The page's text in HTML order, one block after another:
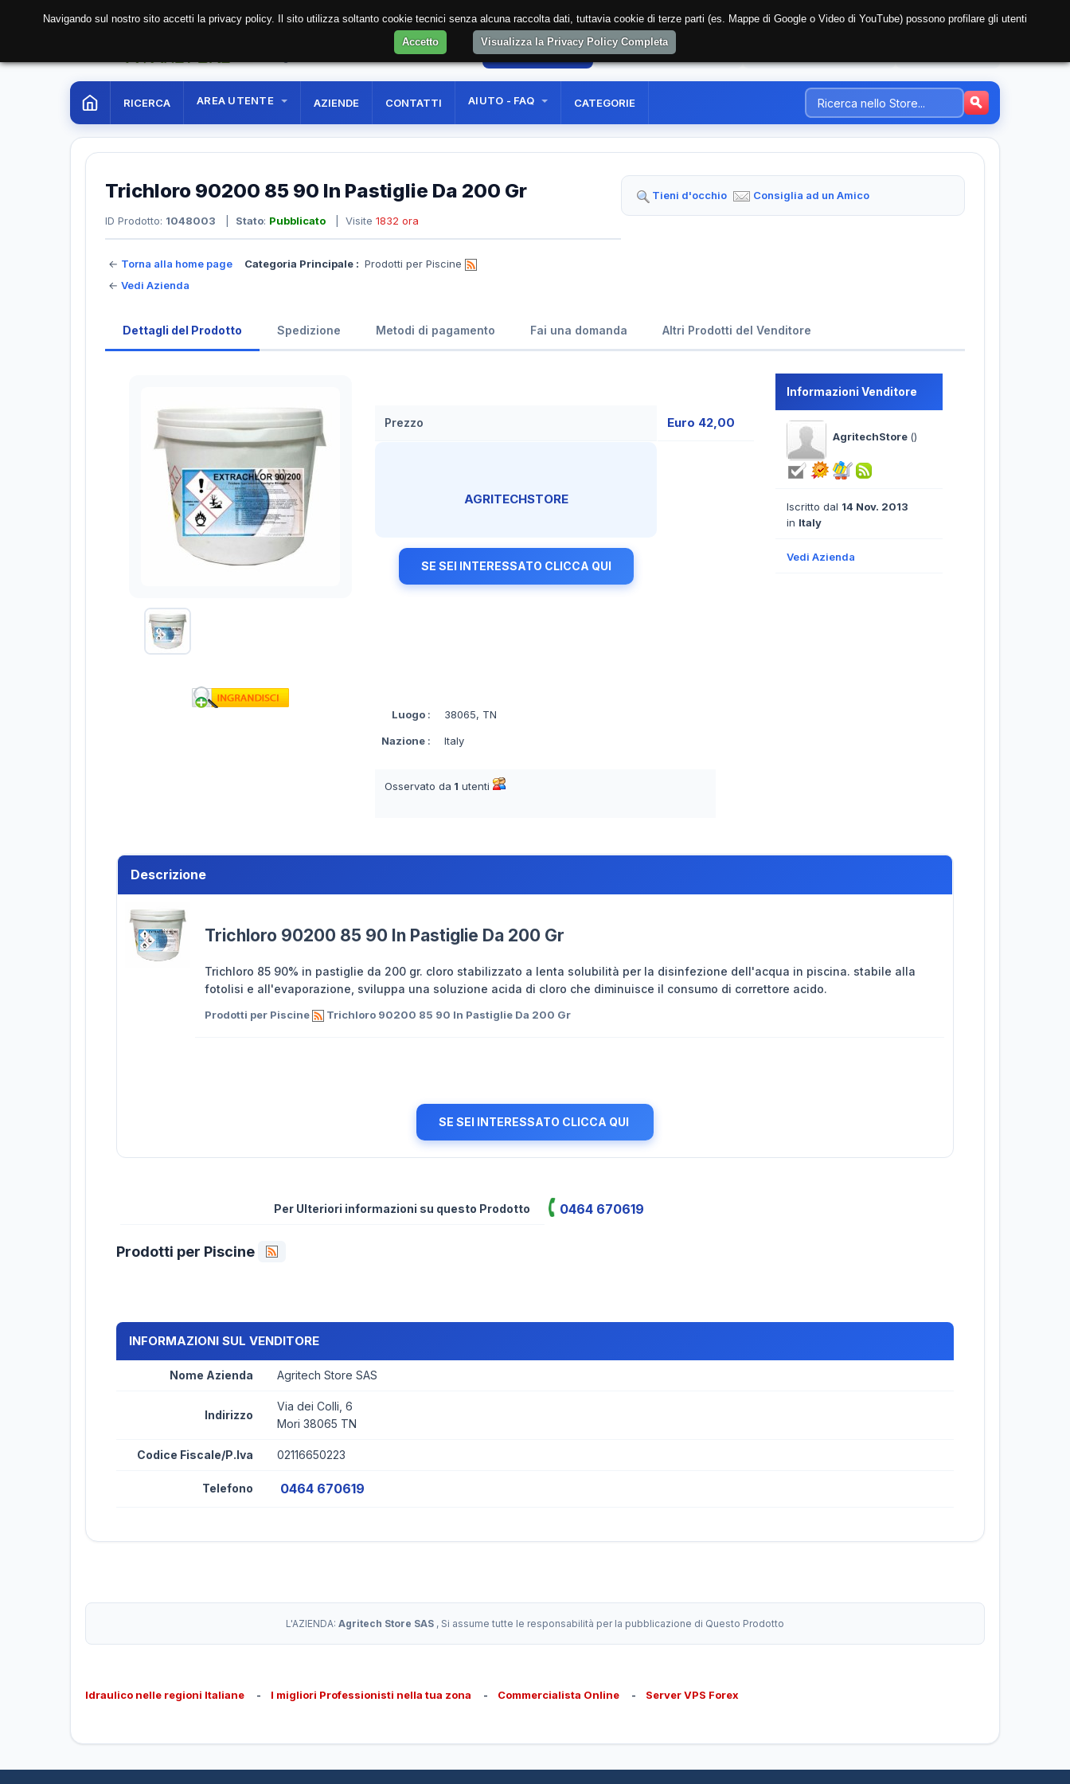
AREA RISERVATA REGISTRAZIONE UTENTE
RICERCA AREA UTENTE AZIENDE CONTATTI AIUTO - FAQ CATEGORIE
Trichloro 90200 85 90 In Pastiglie Da 200 Gr
ID Prodotto: 1048003 Stato: Pubblicato | Visite 1832 ora
← Torna alla home page
← Vedi Azienda
Categoria Principale : Prodotti per Piscine
Tieni d'occhio Consiglia ad un Amico
Dettagli del Prodotto Spedizione Metodi di pagamento Fai una domanda Altri Prodotti del Venditore
Prezzo Euro 42,00
AGRITECHSTORE
SE SEI INTERESSATO CLICCA QUI
Luogo : 38065, TN
Nazione : Italy
Osservato da 1 utenti
Informazioni Venditore
AgritechStore ()
Iscritto dal 14 Nov. 2013
in Italy
Vedi Azienda
Descrizione
Trichloro 90200 85 90 In Pastiglie Da 200 Gr
Trichloro 85 90% in pastiglie da 200 gr. cloro stabilizzato a lenta solubilità per la disinfezione dell'acqua in piscina. stabile alla
fotolisi e all'evaporazione, sviluppa una soluzione acida di cloro che diminuisce il consumo di correttore acido.
Prodotti per Piscine Trichloro 90200 85 90 In Pastiglie Da 200 Gr
SE SEI INTERESSATO CLICCA QUI
Per Ulteriori informazioni su questo Prodotto 0464 670619
Prodotti per Piscine
INFORMAZIONI SUL VENDITORE
Nome Azienda Agritech Store SAS
Indirizzo
Via dei Colli, 6
Mori 38065 TN
Codice Fiscale/P.Iva 02116650223
Telefono 0464 670619
L'AZIENDA: Agritech Store SAS , Si assume tutte le responsabilità per la pubblicazione di Questo Prodotto
Idraulico nelle regioni Italiane - I migliori Professionisti nella tua zona - Commercialista Online - Server VPS Forex
Navigando sul nostro sito accetti la privacy policy. Il sito utilizza soltanto cookie tecnici senza alcuna raccolta dati, tuttavia cookie di terze parti (es. Mappe di Google o Video di YouTube) possono profilare gli utenti
Accetto
Visualizza la Privacy Policy Completa